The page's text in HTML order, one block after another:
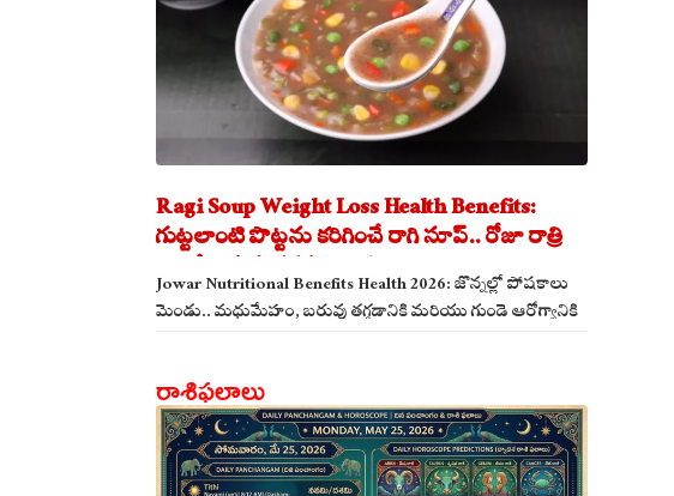
Ragi Soup Weight Loss Health Benefits:
గుట్టలాంటి పొట్టను కరిగించే రాగి సూప్.. రోజూ రాత్రి
తాగితే బరువు తగ్గడం ఖాయం!
Jowar Nutritional Benefits Health 2026: జొన్నల్లో పోషకాలు
మెండు.. మధుమేహం, బరువు తగ్గడానికి మరియు గుండె ఆరోగ్యానికి
రాశిఫలాలు